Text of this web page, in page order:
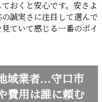
おくと安心です。安さよ
誠実さに注目して選んで
ていて感じる一番のポイ
域業者…守口市
費用は誰に頼む